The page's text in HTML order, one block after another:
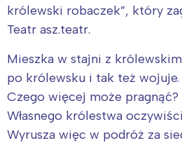
królewski robaczek”, który
Teatr asz.teatr.
Mieszka w stajni z
po królewsku i tak też wojuje.
Czego więcej może pragnąć?
Własnego królestwa
Wyrusza więc w podróż za